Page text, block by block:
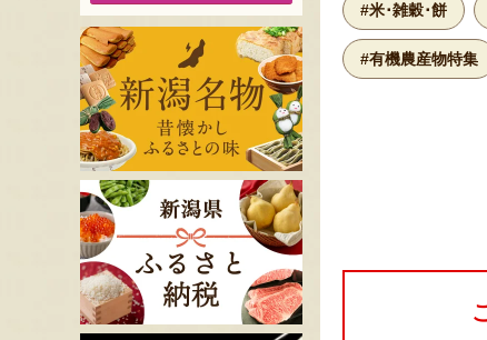
#米･雑穀･餅
#有機農産物特集